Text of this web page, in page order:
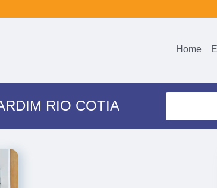
Home
RIO COTIA